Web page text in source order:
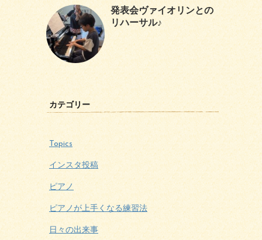
発表会ヴァイオリンとの
リハーサル♪
カテゴリー
Topics
インスタ投稿
ピアノ
ピアノが上手くなる練習法
日々の出来事